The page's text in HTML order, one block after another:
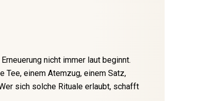
nicht immer laut beginnt.
Tee, einem Atemzug, einem Satz,
sich solche Rituale erlaubt, schafft